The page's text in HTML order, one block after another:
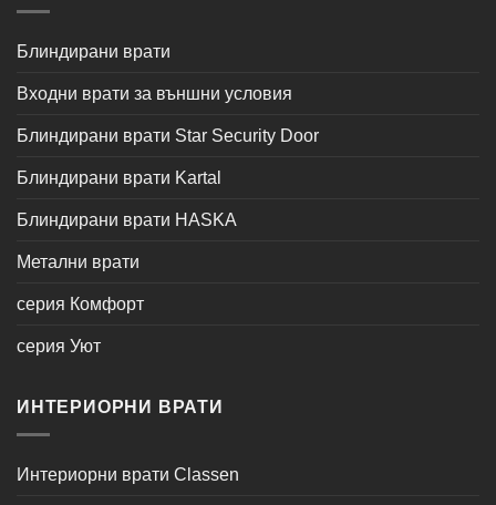
Блиндирани врати
Входни врати за външни условия
Блиндирани врати Star Security Door
Блиндирани врати Kartal
Блиндирани врати HASKA
Метални врати
серия Комфорт
серия Уют
ИНТЕРИОРНИ ВРАТИ
Интериорни врати Classen